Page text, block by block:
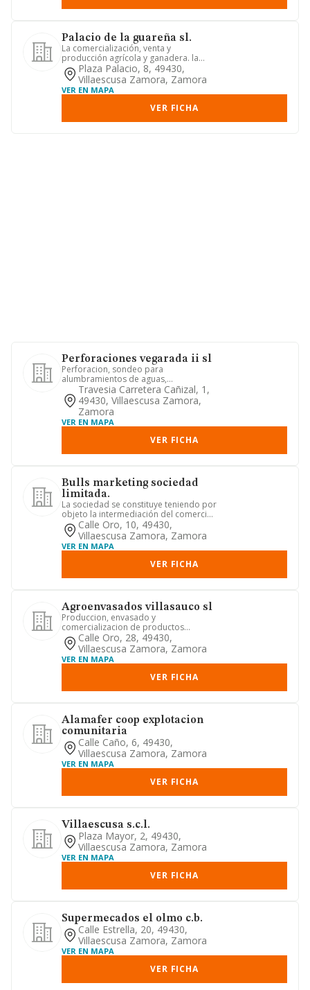
Palacio de la guareña sl.
La comercialización, venta y
producción agrícola y ganadera. la
compraventa de fincas y naves indus...
Plaza Palacio, 8, 49430,
Villaescusa Zamora, Zamora
VER EN MAPA
VER FICHA
Perforaciones vegarada ii sl
Perforacion, sondeo para
alumbramientos de aguas,
consolidacion, preparacion de
terrenos para la co...
Travesia Carretera Cañizal, 1,
49430, Villaescusa Zamora,
Zamora
VER EN MAPA
VER FICHA
Bulls marketing sociedad
limitada.
La sociedad se constituye teniendo por
objeto la intermediación del comercio
de productos diversos....
Calle Oro, 10, 49430,
Villaescusa Zamora, Zamora
VER EN MAPA
VER FICHA
Agroenvasados villasauco sl
Produccion, envasado y
comercializacion de productos
agrarios. asesoramiento tecnico y
financiero d...
Calle Oro, 28, 49430,
Villaescusa Zamora, Zamora
VER EN MAPA
VER FICHA
Alamafer coop explotacion
comunitaria
Calle Caño, 6, 49430,
Villaescusa Zamora, Zamora
VER EN MAPA
VER FICHA
Villaescusa s.c.l.
Plaza Mayor, 2, 49430,
Villaescusa Zamora, Zamora
VER EN MAPA
VER FICHA
Supermecados el olmo c.b.
Calle Estrella, 20, 49430,
Villaescusa Zamora, Zamora
VER EN MAPA
VER FICHA